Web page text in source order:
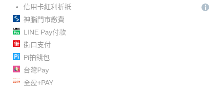
信用卡紅利折抵
神腦門市繳費
LINE Pay付款
街口支付
Pi拍錢包
台灣Pay
全盈+PAY